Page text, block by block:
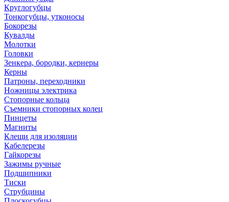
Круглогубцы
Тонкогубцы, утконосы
Бокорезы
Кувалды
Молотки
Головки
Зенкера, бородки, кернеры
Керны
Патроны, переходники
Ножницы электрика
Стопорные кольца
Съемники стопорных колец
Пинцеты
Магниты
Клещи для изоляции
Кабелерезы
Гайкорезы
Зажимы ручные
Подшипники
Тиски
Струбцины